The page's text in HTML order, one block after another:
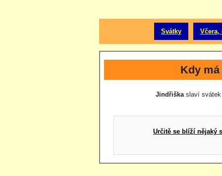
Svátky Včera,
Kdy
Jindřiškaslaví svátek
Určitě se blíží nějaký